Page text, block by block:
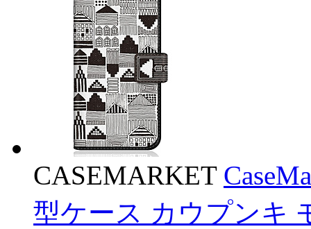
CASEMARKET
型ケース カウプンキ